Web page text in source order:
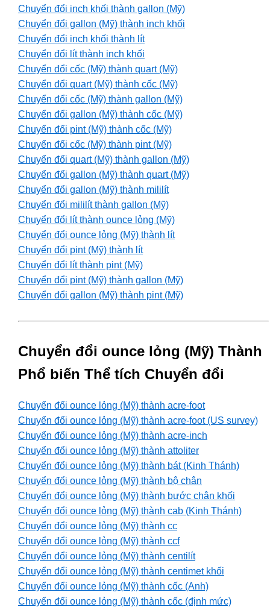
Chuyển đổi inch khối thành gallon (Mỹ)
Chuyển đổi gallon (Mỹ) thành inch khối
Chuyển đổi inch khối thành lít
Chuyển đổi lít thành inch khối
Chuyển đổi cốc (Mỹ) thành quart (Mỹ)
Chuyển đổi quart (Mỹ) thành cốc (Mỹ)
Chuyển đổi cốc (Mỹ) thành gallon (Mỹ)
Chuyển đổi gallon (Mỹ) thành cốc (Mỹ)
Chuyển đổi pint (Mỹ) thành cốc (Mỹ)
Chuyển đổi cốc (Mỹ) thành pint (Mỹ)
Chuyển đổi quart (Mỹ) thành gallon (Mỹ)
Chuyển đổi gallon (Mỹ) thành quart (Mỹ)
Chuyển đổi gallon (Mỹ) thành mililít
Chuyển đổi mililít thành gallon (Mỹ)
Chuyển đổi lít thành ounce lỏng (Mỹ)
Chuyển đổi ounce lỏng (Mỹ) thành lít
Chuyển đổi pint (Mỹ) thành lít
Chuyển đổi lít thành pint (Mỹ)
Chuyển đổi pint (Mỹ) thành gallon (Mỹ)
Chuyển đổi gallon (Mỹ) thành pint (Mỹ)
Chuyển đổi ounce lỏng (Mỹ) Thành
Phổ biến Thể tích Chuyển đổi
Chuyển đổi ounce lỏng (Mỹ) thành acre-foot
Chuyển đổi ounce lỏng (Mỹ) thành acre-foot (US survey)
Chuyển đổi ounce lỏng (Mỹ) thành acre-inch
Chuyển đổi ounce lỏng (Mỹ) thành attoliter
Chuyển đổi ounce lỏng (Mỹ) thành bát (Kinh Thánh)
Chuyển đổi ounce lỏng (Mỹ) thành bộ chân
Chuyển đổi ounce lỏng (Mỹ) thành bước chân khối
Chuyển đổi ounce lỏng (Mỹ) thành cab (Kinh Thánh)
Chuyển đổi ounce lỏng (Mỹ) thành cc
Chuyển đổi ounce lỏng (Mỹ) thành ccf
Chuyển đổi ounce lỏng (Mỹ) thành centilít
Chuyển đổi ounce lỏng (Mỹ) thành centimet khối
Chuyển đổi ounce lỏng (Mỹ) thành cốc (Anh)
Chuyển đổi ounce lỏng (Mỹ) thành cốc (định mức)